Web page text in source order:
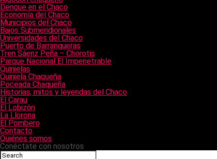
Dengue en el Chaco
Economía del Chaco
Municipios del Chaco
Bajos Submeridionales
Universidades del Chaco
Puerto de Barranqueras
Tren Sáenz Peña – Chorotis
Parque Nacional El Impenetrable
Quinielas
Quiniela Chaqueña
Poceada Chaqueña
Historias, mitos y leyendas del Chaco
El Carau
El Lobizón
La Llorona
El Pombero
Contacto
Quiénes somos
Conéctate con nosotros